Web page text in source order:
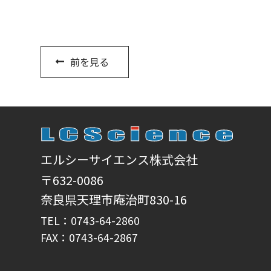
前を見る
エルシーサイエンス株式会社
〒632-0086
奈良県天理市庵治町830-16
TEL：0743-64-2860
FAX：0743-64-2867